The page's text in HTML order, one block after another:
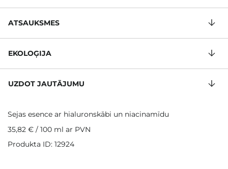
ATSAUKSMES
EKOLOĢIJA
UZDOT JAUTĀJUMU
Sejas esence ar hialuronskābi un niacinamīdu
35,82 € / 100 ml ar PVN
Produkta ID: 12924